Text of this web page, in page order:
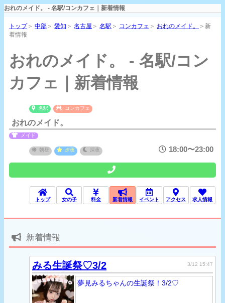
おれのメイド。 - 名駅/コンカフェ｜新着情報
トップ＞ 中部 ＞ 愛知 ＞ 名古屋 ＞ 名駅 ＞ コンカフェ ＞ おれのメイド。
＞新
着情報
おれのメイド。 - 名駅/コン
カフェ｜新着情報
名駅 コンカフェ
おれのメイド。
メイド
朝昼 夕夜 深夜 18:00〜23:00
トップ 女の子 料金 新着情報 イベント アクセス 求人情報
新着情報
みる生誕祭♡3/2 3/12 15:47
夢見みるちゃんの生誕祭！3/2♡